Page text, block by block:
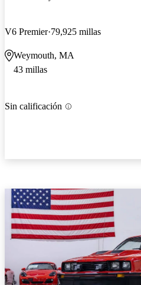
V6 Premier 79,925 millas
Weymouth, MA
43 millas
Sin calificación